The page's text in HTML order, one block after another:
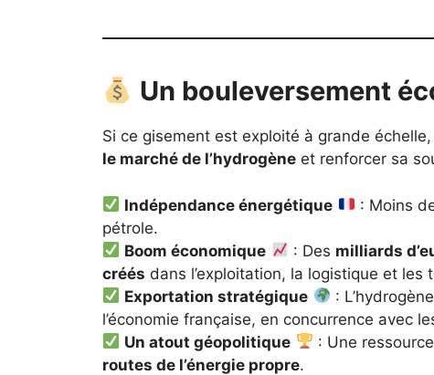
Un bouleversement
Si ce gisement est exploité à grande échelle,
le marché de l’hydrogène et renforcer sa
Indépendance énergétique
: Moins
pétrole.
Boom économique
: Des milliards
créés dans l’exploitation, la logistique et les
Exportation stratégique
:
l’économie française, en concurrence avec
Un atout géopolitique
: Une
routes de l’énergie propre.